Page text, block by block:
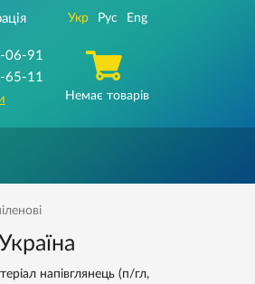
06-91
65-11
Укр Рус Eng
Немає товарів
напівглянець (п/гл,